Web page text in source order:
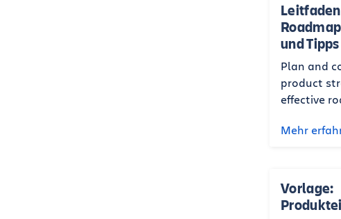
und
Plan and
product
effective
Mehr
Vorlage: